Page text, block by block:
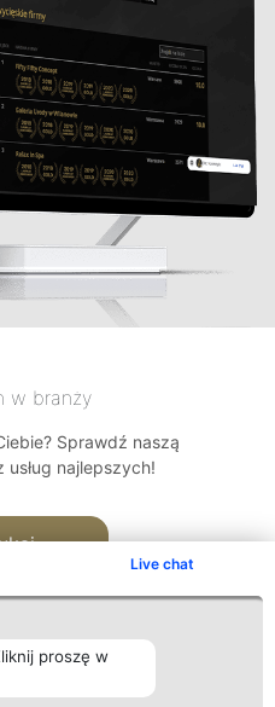
Live chat
proszę w
w branży
Sprawdź naszą
najlepszych!